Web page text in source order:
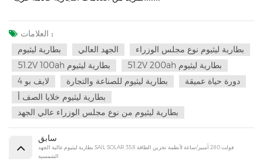
العلامات :
بطارية ليثيوم
الجهد العالي
بطارية ليثيوم نوع مجلس الوزراء
51.2V 100ah بطارية ليثيوم
51.2V 200ah بطارية ليثيوم
لايف بو 4
بطارية ليثيوم للصناعة والتجارة
دورة حياة عميقة
بطارية ليثيوم خلايا الصف أ
بطارية ليثيوم من نوع مجلس الوزراء عالي الجهد
سابق
بطارية ليثيوم عالية الجهد SAIL SOLAR 358 فولت 280 أمبير/ساعة لأنظمة تخزين الطاقة
الشمسية